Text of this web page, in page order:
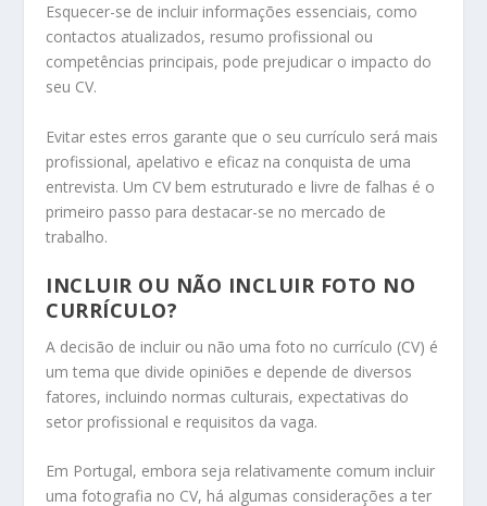
Esquecer-se de incluir informações essenciais, como
contactos atualizados, resumo profissional ou
competências principais, pode prejudicar o impacto do
seu CV.
Evitar estes erros garante que o seu currículo será mais
profissional, apelativo e eficaz na conquista de uma
entrevista. Um CV bem estruturado e livre de falhas é o
primeiro passo para destacar-se no mercado de
trabalho.
INCLUIR OU NÃO INCLUIR FOTO NO
CURRÍCULO?
A decisão de incluir ou não uma foto no currículo (CV) é
um tema que divide opiniões e depende de diversos
fatores, incluindo normas culturais, expectativas do
setor profissional e requisitos da vaga.
Em Portugal, embora seja relativamente comum incluir
uma fotografia no CV, há algumas considerações a ter